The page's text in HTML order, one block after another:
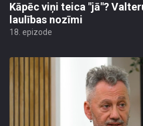
Kāpēc viņi teica "jā"?
laulības nozīmi
18. epizode